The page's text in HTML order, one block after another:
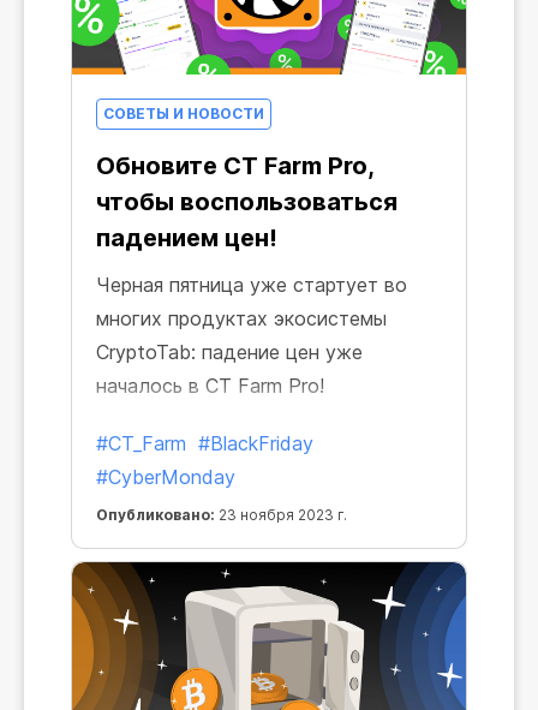
СОВЕТЫ И НОВОСТИ
Обновите CT Farm Pro,
чтобы воспользоваться
падением цен!
Черная пятница уже стартует во
многих продуктах экосистемы
CryptoTab: падение цен уже
началось в CT Farm Pro!
#CT_Farm #BlackFriday
#CyberMonday
Опубликовано: 23 ноября 2023 г.